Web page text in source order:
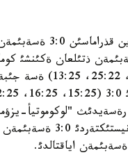
(27:25، 25:19، 25:21) ةسةبئمةن
كلؤبئنا 1:3
رةسةيدئث "لوكوموتيأ-
3:0 ةسةبئمةن باسئم